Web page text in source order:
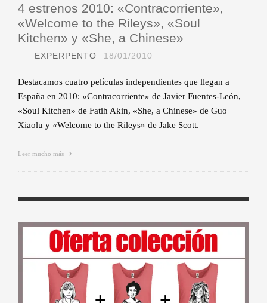
4 estrenos 2010: «Contracorriente»,
«Welcome to the Rileys», «Soul
Kitchen» y «She, a Chinese»
EXPERPENTO 18/01/2010
Destacamos cuatro películas independientes que llegan a
España en 2010: «Contracorriente» de Javier Fuentes-León,
«Soul Kitchen» de Fatih Akin, «She, a Chinese» de Guo
Xiaolu y «Welcome to the Rileys» de Jake Scott.
Leer mucho más